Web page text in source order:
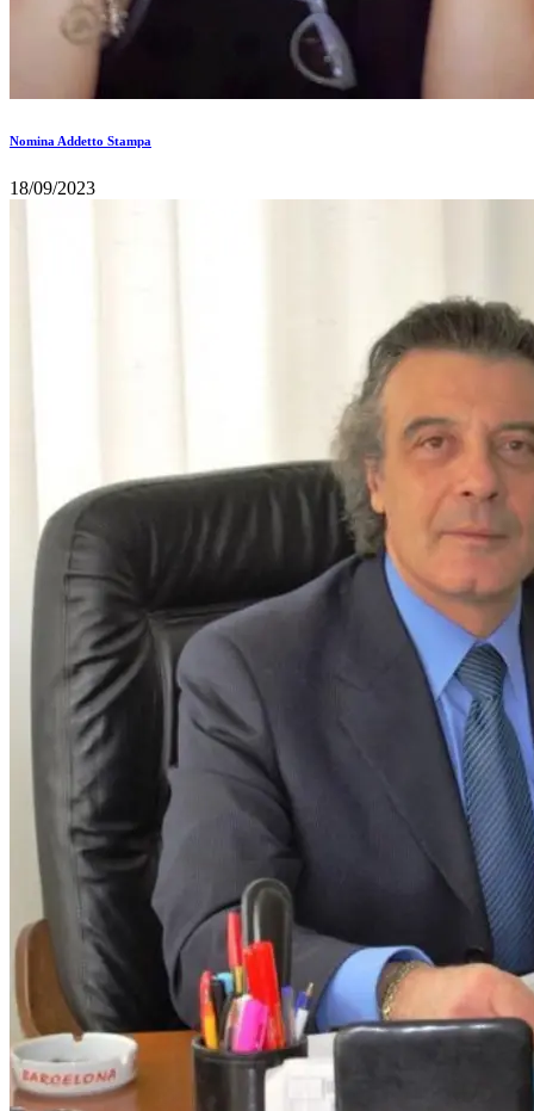
Nomina Addetto Stampa
18/09/2023